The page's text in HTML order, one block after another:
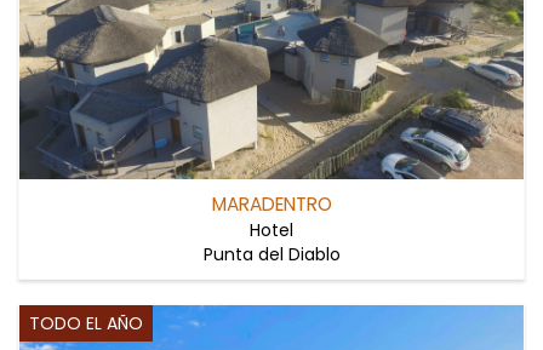
MARADENTRO
Hotel
Punta del Diablo
TODO EL AÑO